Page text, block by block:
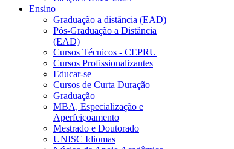
Ensino
Graduação a distância (EAD)
Pós-Graduação a Distância
(EAD)
Cursos Técnicos - CEPRU
Cursos Profissionalizantes
Educar-se
Cursos de Curta Duração
Graduação
MBA, Especialização e
Aperfeiçoamento
Mestrado e Doutorado
UNISC Idiomas